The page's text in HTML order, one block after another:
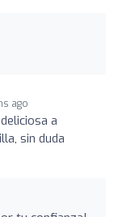
ago
a
sin duda